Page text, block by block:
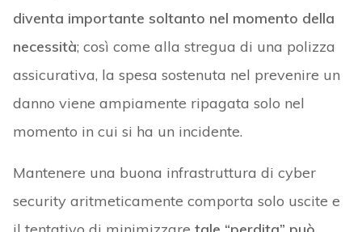
diventa importante soltanto nel momento della
necessità; così come alla stregua di una polizza
assicurativa, la spesa sostenuta nel prevenire un
danno viene ampiamente ripagata solo nel
momento in cui si ha un incidente.
Mantenere una buona infrastruttura di cyber
security aritmeticamente comporta solo uscite e